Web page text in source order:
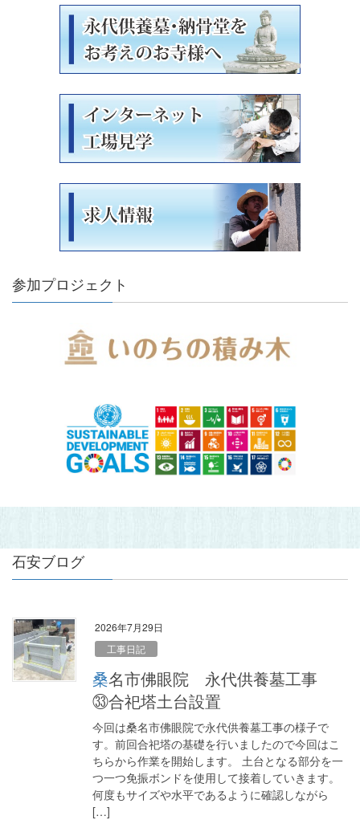
参加プロジェクト
石安ブログ
2026年7月29日
工事日記
桑名市佛眼院 永代供養墓工事
㉝合祀塔土台設置
今回は桑名市佛眼院で永代供養墓工事の様子で
す。前回合祀塔の基礎を行いましたので今回はこ
ちらから作業を開始します。 土台となる部分を一
つ一つ免振ボンドを使用して接着していきます。
何度もサイズや水平であるように確認しながら
[…]